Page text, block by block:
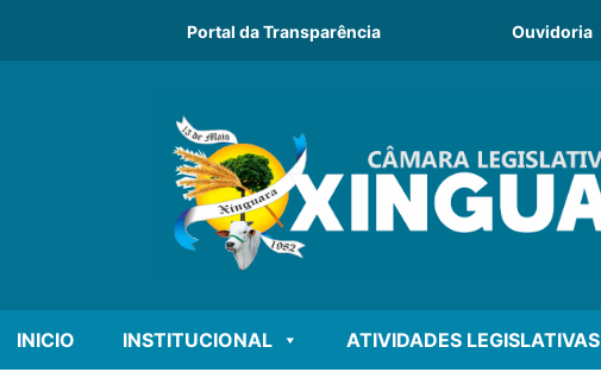
Portal da Transparência Ouvidoria
INICIO INSTITUCIONAL ATIVIDADES LEGISLATIVAS